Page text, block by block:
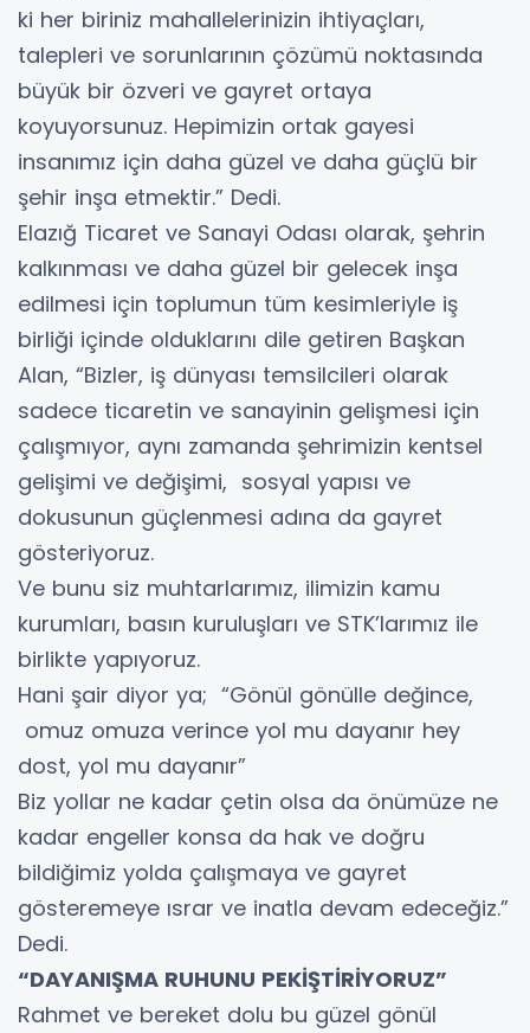
ki her biriniz mahallelerinizin ihtiyaçları,
talepleri ve sorunlarının çözümü noktasında
büyük bir özveri ve gayret ortaya
koyuyorsunuz. Hepimizin ortak gayesi
insanımız için daha güzel ve daha güçlü bir
şehir inşa etmektir.” Dedi.
Elazığ Ticaret ve Sanayi Odası olarak, şehrin
kalkınması ve daha güzel bir gelecek inşa
edilmesi için toplumun tüm kesimleriyle iş
birliği içinde olduklarını dile getiren Başkan
Alan, “Bizler, iş dünyası temsilcileri olarak
sadece ticaretin ve sanayinin gelişmesi için
çalışmıyor, aynı zamanda şehrimizin kentsel
gelişimi ve değişimi, sosyal yapısı ve
dokusunun güçlenmesi adına da gayret
gösteriyoruz.
Ve bunu siz muhtarlarımız, ilimizin kamu
kurumları, basın kuruluşları ve STK’larımız ile
birlikte yapıyoruz.
Hani şair diyor ya; “Gönül gönülle değince,
omuz omuza verince yol mu dayanır hey
dost, yol mu dayanır”
Biz yollar ne kadar çetin olsa da önümüze ne
kadar engeller konsa da hak ve doğru
bildiğimiz yolda çalışmaya ve gayret
gösteremeye ısrar ve inatla devam edeceğiz.”
Dedi.
“DAYANIŞMA RUHUNU PEKİŞTİRİYORUZ”
Rahmet ve bereket dolu bu güzel gönül